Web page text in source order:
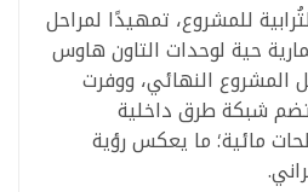
للمشروع، تمهيدًا لمراحل
حية لوحدات التاون هاوس
المشروع النهائي، ووفرت
شبكة طرق داخلية
مائية؛ ما يعكس رؤية